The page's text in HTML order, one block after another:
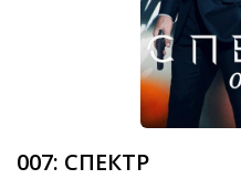
007: СПЕКТР